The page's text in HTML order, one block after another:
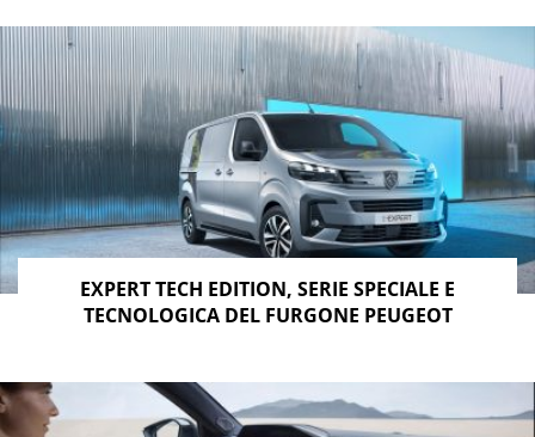
EXPERT TECH EDITION, SERIE SPECIALE E
TECNOLOGICA DEL FURGONE PEUGEOT